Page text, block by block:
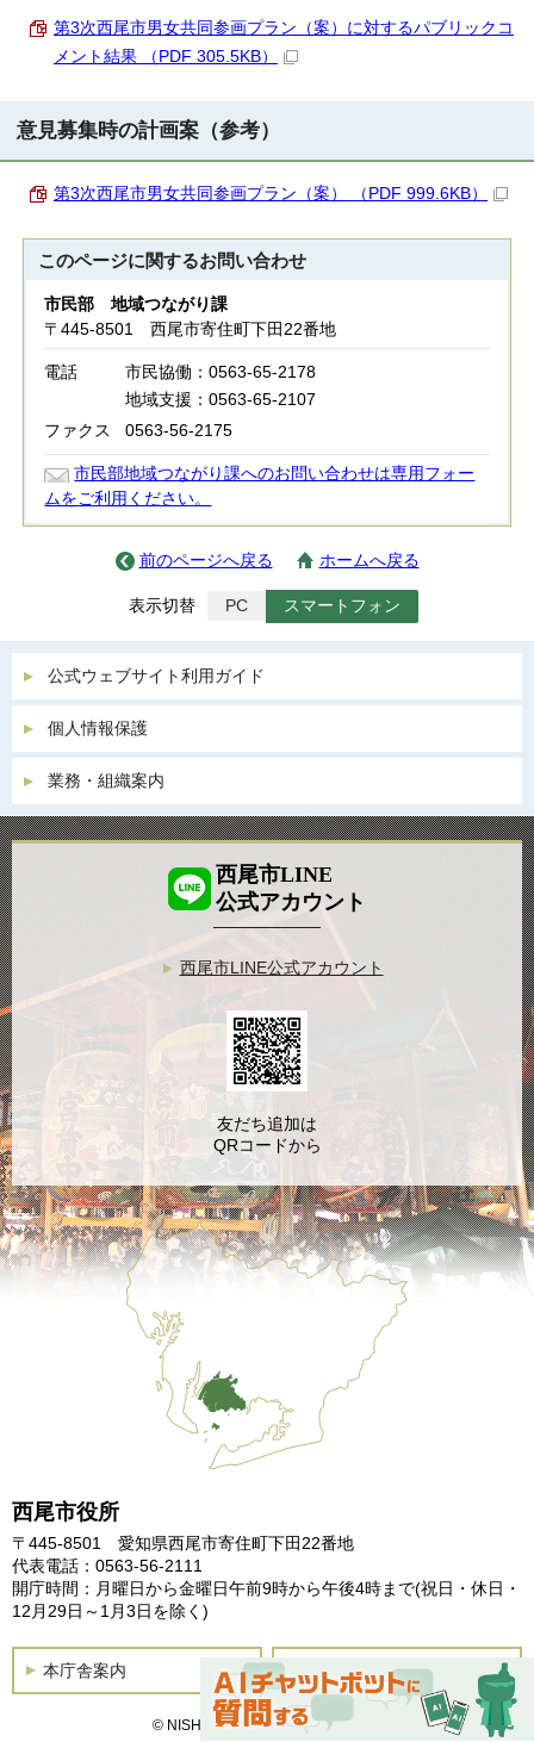
第3次西尾市男女共同参画プラン（案）に対するパブリックコ
メント結果 （PDF 305.5KB）
意見募集時の計画案（参考）
第3次西尾市男女共同参画プラン（案） （PDF 999.6KB）
このページに関するお問い合わせ
市民部 地域つながり課
〒445-8501 西尾市寄住町下田22番地
電話
市民協働：0563-65-2178
地域支援：0563-65-2107
ファクス
0563-56-2175
市民部地域つながり課へのお問い合わせは専用フォー
ムをご利用ください。
前のページへ戻る ホームへ戻る
表示切替 PC スマートフォン
公式ウェブサイト利用ガイド
個人情報保護
業務・組織案内
西尾市役所
〒445-8501 愛知県西尾市寄住町下田22番地
代表電話：0563-56-2111
開庁時間：月曜日から金曜日午前9時から午後4時まで(祝日・休日・
12月29日～1月3日を除く)
本庁舎案内 土曜開庁
© NISHIO City, All Rights Reserved.
西尾市LINE
公式アカウント
西尾市LINE公式アカウント
友だち追加は
QRコードから